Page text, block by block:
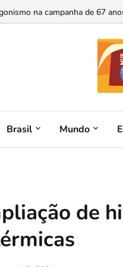
pública: estudo analisa a
Brasil Mundo
de